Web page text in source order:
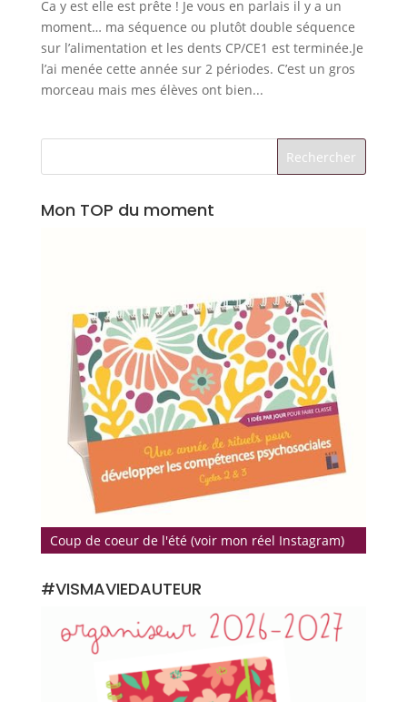
Ca y est elle est prête ! Je vous en parlais il y a un
moment… ma séquence ou plutôt double séquence
sur l’alimentation et les dents CP/CE1 est terminée.Je
l’ai menée cette année sur 2 périodes. C’est un gros
morceau mais mes élèves ont bien...
Mon TOP du moment
Coup de coeur de l'été (voir mon réel Instagram)
#VISMAVIEDAUTEUR